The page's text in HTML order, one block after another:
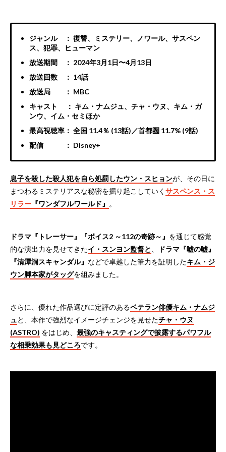
ジャンル ： 復讐、ミステリー、ノワール、サスペン
ス、犯罪、ヒューマン
放送期間 ： 2024年3月1日〜4月13日
放送回数 ： 14話
放送局 ： MBC
キャスト ： キム・ナムジュ、チャ・ウヌ、キム・ガ
ンウ、イム・セミほか
最高視聴率： 全国 11.4％ (13話)／首都圏 11.7% (9話)
配信 ： Disney+
息子を殺した殺人犯を自ら処罰したウン・スヒョンが、その日に
まつわるミステリアスな秘密を掘り起こしていく サスペンス・ス
リラー 『ワンダフルワールド』 。
ドラマ『トレーサー』『ボイス2 ～112の奇跡～』 を通じて感覚
的な演出力を見せてきたイ・スンヨン監督と
ドラマ『嘘の嘘』
『清潭洞スキャンダル』 などで卓越した筆力を証明したキム・ジ
ウン脚本家がタッグを組みました。
さらに、優れた作品選びに定評のあるベテラン俳優キム・ナムジ
ュと、本作で強烈なイメージチェンジを見せたチャ・ウヌ
(ASTRO) をはじめ、 最強のキャスティングで披露するパワフル
な相乗効果も見どころです。